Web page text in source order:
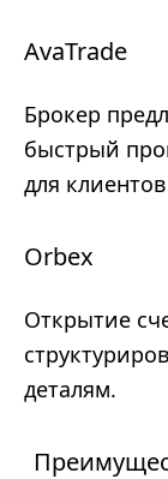
AvaTrade
Брокер
быстрый
для
Orbex
Открытие
деталям.